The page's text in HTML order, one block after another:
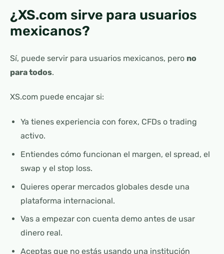
¿XS.com sirve para usuarios
mexicanos?
Sí, puede servir para usuarios mexicanos, pero no
para todos.
XS.com puede encajar si:
Ya tienes experiencia con forex, CFDs o trading
activo.
Entiendes cómo funcionan el margen, el spread, el
swap y el stop loss.
Quieres operar mercados globales desde una
plataforma internacional.
Vas a empezar con cuenta demo antes de usar
dinero real.
Aceptas que no estás usando una institución